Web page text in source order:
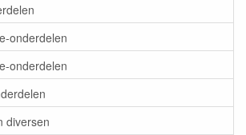
onderdelen
onderdelen
diversen